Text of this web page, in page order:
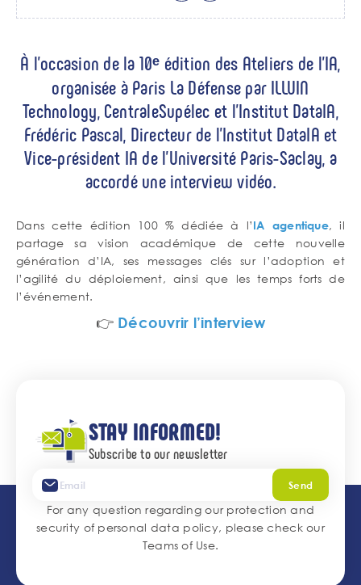
Chapo
À l’occasion de la 10ᵉ édition des Ateliers de l’IA,
organisée à Paris La Défense par ILLUIN
Technology, CentraleSupélec et l’Institut DataIA,
Frédéric Pascal, Directeur de l’Institut DataIA et
Vice-président IA de l’Université Paris-Saclay, a
accordé une interview vidéo.
Contenu
Corps
texte
Dans cette édition 100 % dédiée à l’IA agentique, il
partage sa vision académique de cette nouvelle
génération d’IA, ses messages clés sur l’adoption et
l’agilité du déploiement, ainsi que les temps forts de
l’événement.
👉 Découvrir l’interview
STAY INFORMED!
Subscribe to our newsletter
Send
For any question regarding our protection and
security of personal data policy, please check our
Teams of Use.